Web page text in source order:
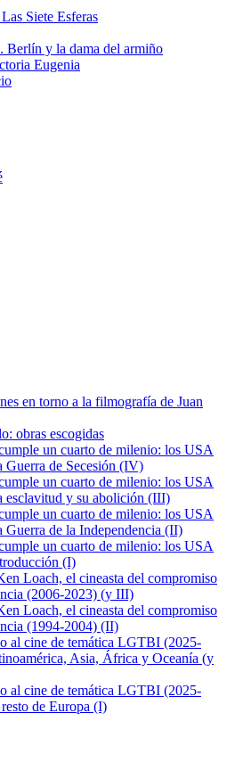
Siete Esferas
Berlín y la dama del armiño
Eugenia
en torno a la filmografía de Juan
obras escogidas
un cuarto de milenio: los USA
Guerra de Secesión (IV)
un cuarto de milenio: los USA
esclavitud y su abolición (III)
un cuarto de milenio: los USA
Guerra de la Independencia (II)
un cuarto de milenio: los USA
(I)
Loach, el cineasta del compromiso
(2006-2023) (y III)
Loach, el cineasta del compromiso
(1994-2004) (II)
al cine de temática LGTBI (2025-
Asia, África y Oceanía (y
al cine de temática LGTBI (2025-
de Europa (I)